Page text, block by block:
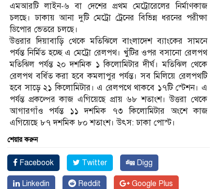
এমআরটি লাইন-৬ বা দেশের প্রথম মেট্রোরেলের নির্মাণকাজ
চলছে। ঢাকায় আনা দুটি মেট্রো ট্রেনের বিভিন্ন ধরনের পরীক্ষা
ডিপোর ভেতরে চলছে।
উত্তরার দিয়াবাড়ি থেকে মতিঝিলে বাংলাদেশ ব্যাংকের সামনে
পর্যন্ত নির্মিত হচ্ছে এ মেট্রো রেলপথ। খুঁটির ওপর বসানো রেলপথ
মতিঝিল পর্যন্ত ২০ দশমিক ১ কিলোমিটার দীর্ঘ। মতিঝিল থেকে
রেলপথ বর্ধিত করা হবে কমলাপুর পর্যন্ত। সব মিলিয়ে রেলপথটি
হবে সাড়ে ২১ কিলোমিটার। এ রেলপথে থাকবে ১৭টি স্টেশন। এ
পর্যন্ত প্রকল্পের কাজ এগিয়েছে প্রায় ৬৮ শতাংশ। উত্তরা থেকে
আগারগাঁও পর্যন্ত ১১ দশমিক ৭৩ কিলোমিটার অংশে কাজ
এগিয়েছে ৮৭ দশমিক ৮০ শতাংশ। উৎস: ঢাকা পোস্ট।
শেয়ার করুন
Facebook Twitter Digg
Linkedin Reddit Google Plus